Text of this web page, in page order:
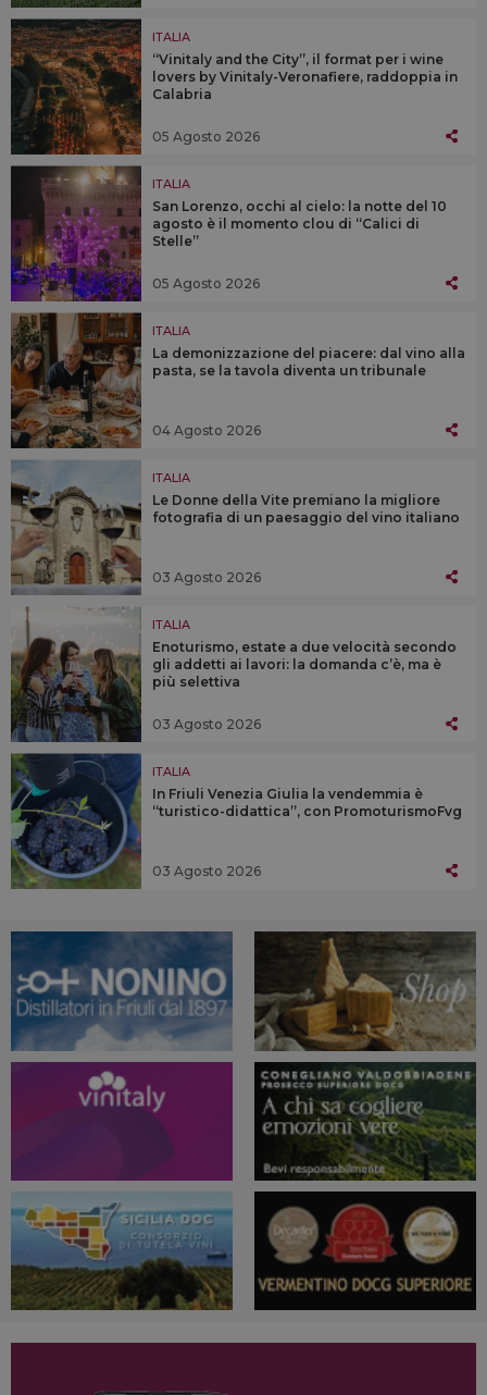
ITALIA
“Vinitaly and the City”, il format per i wine
lovers by Vinitaly-Veronafiere, raddoppia in
Calabria
05 Agosto 2026
ITALIA
San Lorenzo, occhi al cielo: la notte del 10
agosto è il momento clou di “Calici di
Stelle”
05 Agosto 2026
ITALIA
La demonizzazione del piacere: dal vino alla
pasta, se la tavola diventa un tribunale
04 Agosto 2026
ITALIA
Le Donne della Vite premiano la migliore
fotografia di un paesaggio del vino italiano
03 Agosto 2026
ITALIA
Enoturismo, estate a due velocità secondo
gli addetti ai lavori: la domanda c’è, ma è
più selettiva
03 Agosto 2026
ITALIA
In Friuli Venezia Giulia la vendemmia è
“turistico-didattica”, con PromoturismoFvg
03 Agosto 2026